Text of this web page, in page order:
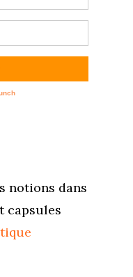
notions dans
capsules